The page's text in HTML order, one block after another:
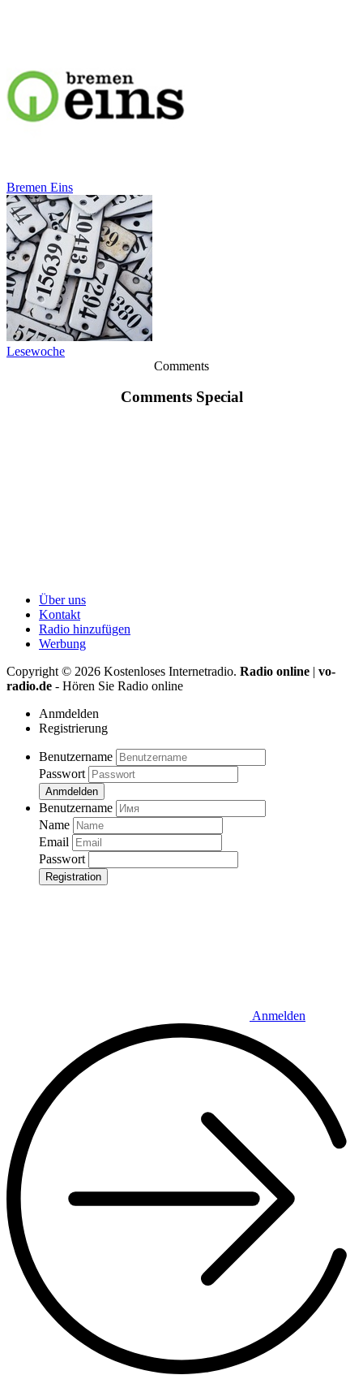
Bremen Eins
Lesewoche
Comments
Comments Special
Über uns
Kontakt
Radio hinzufügen
Werbung
Copyright © 2026 Kostenloses Internetradio. Radio online | vo-
radio.de - Hören Sie Radio online
Anmdelden
Registrierung
Benutzername
Passwort
Anmdelden
Benutzername
Name
Email
Passwort
Registration
Anmelden